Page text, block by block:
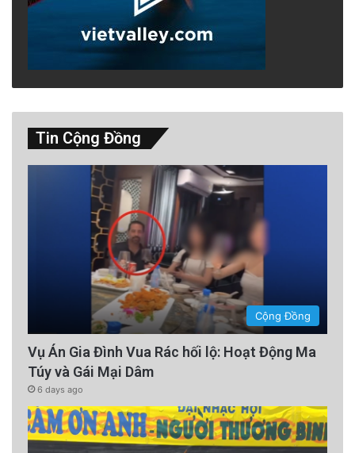
Tin Cộng Đồng
Cộng Đồng
Vụ Án Gia Đình Vua Rác hối lộ: Hoạt Động Ma
Túy và Gái Mại Dâm
6 days ago